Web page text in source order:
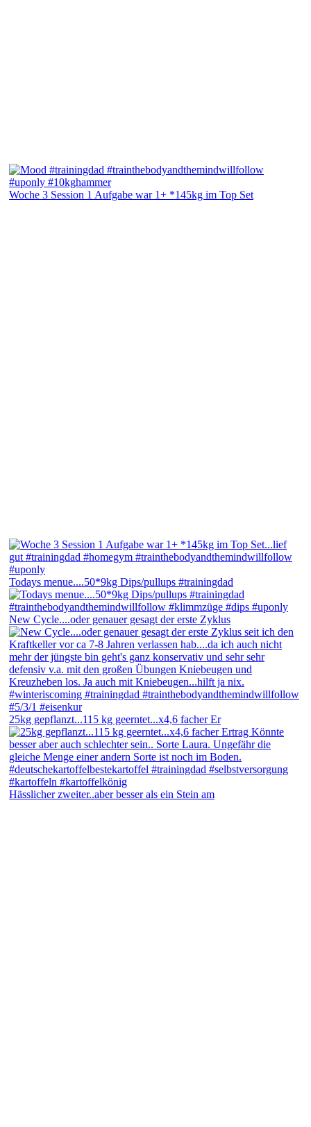
Woche 3 Session 1 Aufgabe war 1+ *145kg im Top Set
Todays menue....50*9kg Dips/pullups #trainingdad
New Cycle....oder genauer gesagt der erste Zyklus
25kg gepflanzt...115 kg geerntet...x4,6 facher Er
Hässlicher zweiter..aber besser als ein Stein am